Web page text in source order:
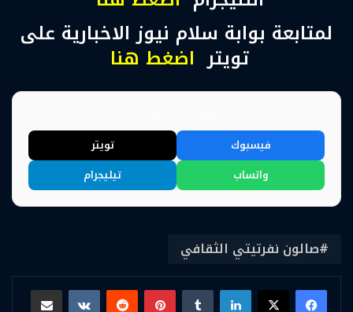
لمتابعة بوابة سلام نيوز الاخبارية على
تويتر اضغط هنا
فيسبوك
تويتر
واتساب
تيليجرام
صالون نفرتيتي الثقافي
لينكدإن بينتيريست
مشاركة عبر البريد